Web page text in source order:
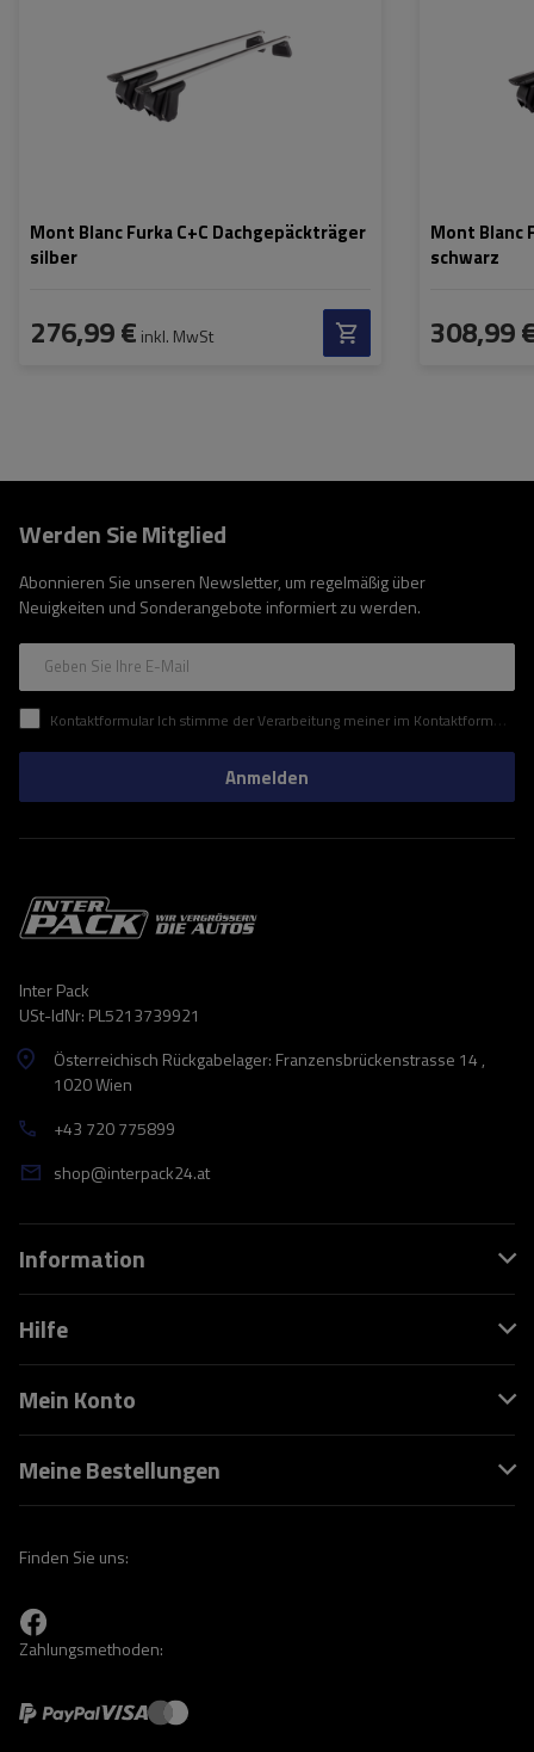
Mont Blanc Furka C+C Dachgepäckträger
silber
276,99 € inkl. MwSt
silber
Mont Blanc
schwarz
308,99
Werden Sie Mitglied
Abonnieren Sie unseren Newsletter, um regelmäßig über
Neuigkeiten und Sonderangebote informiert zu werden.
Geben Sie Ihre E-Mail
Kontaktformular Ich stimme der Verarbeitung meiner im Kontaktformular enthaltenen personenbezogenen Daten gemäß der Verordnung (EU) des Europäischen Parlaments und des Rates zu.
Anmelden
Inter Pack
USt-IdNr: PL5213739921
Österreichisch Rückgabelager: Franzensbrückenstrasse 14 ,
1020 Wien
+43 720 775899
shop@interpack24.at
Information
Hilfe
Mein Konto
Meine Bestellungen
Finden Sie uns:
Zahlungsmethoden: